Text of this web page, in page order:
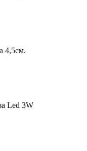
4,5см.
Led 3W